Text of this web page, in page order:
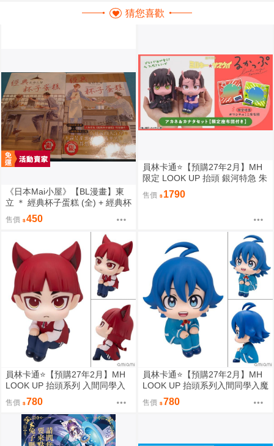
猜您喜歡
《日本Mai小屋》【BL漫畫】東
立 ＊ 經典杯子蛋糕 (全) + 經典杯
子蛋糕 with 卡布奇諾 (全) ＊ 作
者：佐岸左岸
售價 450
員林卡通⭐️【預購27年2月】MH
限定 LOOK UP 抬頭 銀河特急 朱
音 & 鐵多 套組附特典 0813
售價 1790
員林卡通⭐️【預購27年2月】MH
LOOK UP 抬頭系列 入間同學入
魔了！歐佩拉 0813
售價 780
員林卡通⭐️【預購27年2月】MH
LOOK UP 抬頭系列入間同學入魔
了！鈴木入間 0813
售價 780